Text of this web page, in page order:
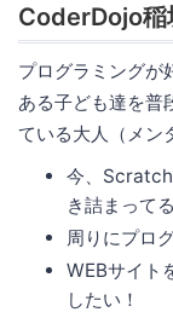
CoderDojo稲
プログラミングが
ある子ども達を普
ている大人（メン
今、Scratch
き詰まって
周りにプロ
WEBサイト
したい！